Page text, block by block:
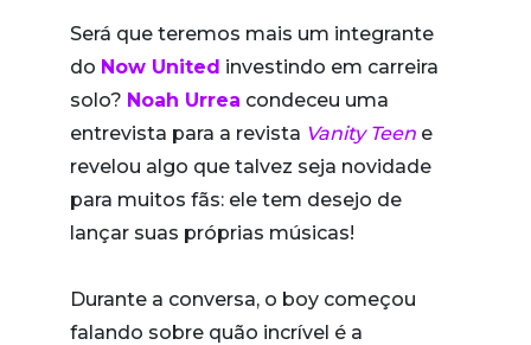
Será que teremos mais um integrante
do Now United investindo em carreira
solo? Noah Urrea condeceu uma
entrevista para a revista Vanity Teen e
revelou algo que talvez seja novidade
para muitos fãs: ele tem desejo de
lançar suas próprias músicas!
Durante a conversa, o boy começou
falando sobre quão incrível é a